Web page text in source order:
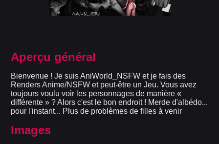
Aperçu général
Bienvenue ! Je suis AniWorld_NSFW et je fais des
Renders Anime/NSFW et peut-être un Jeu. Vous avez
toujours voulu voir les personnages de manière «
différente » ? Alors c'est le bon endroit ! Merde d'albédo...
pour l'instant... Plus de problèmes de filles à venir
Images